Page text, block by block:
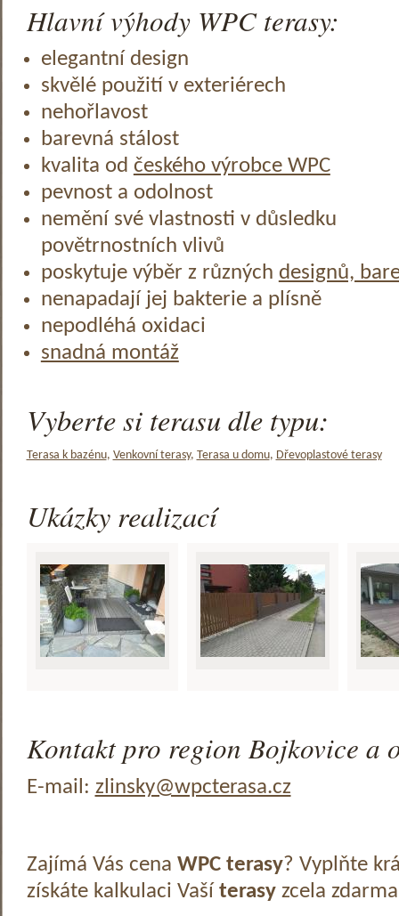
Hlavní výhody WPC terasy:
elegantní design
skvělé použití v exteriérech
nehořlavost
barevná stálost
kvalita od českého výrobce WPC
pevnost a odolnost
nemění své vlastnosti v důsledku
povětrnostních vlivů
poskytuje výběr z různých designů,
nenapadají jej bakterie a plísně
nepodléhá oxidaci
snadná montáž
Vyberte si terasu dle typu:
Terasa k bazénu, Venkovní terasy, Terasa u domu, Dřevoplastové terasy
Ukázky realizací
Kontakt pro region Bojkovice a
E-mail: zlinsky@wpcterasa.cz
Zajímá Vás cena WPC terasy? Vyplňte
získáte kalkulaci Vaší terasyzcela